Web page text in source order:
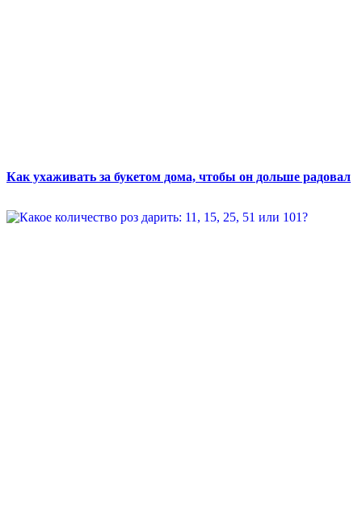
Как ухаживать за букетом дома, чтобы он дольше радовал